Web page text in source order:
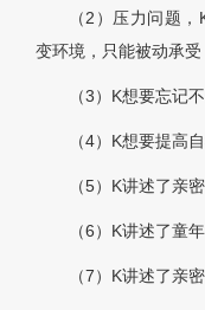
（2）压力问题
变环境，只能被动承受
（3）K想要忘记
（4）K想要提高
（5）K讲述了亲
（6）K讲述了童
（7）K讲述了亲